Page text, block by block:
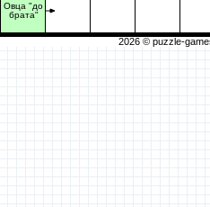
Овца "до
брата"
2026 © puzzle-